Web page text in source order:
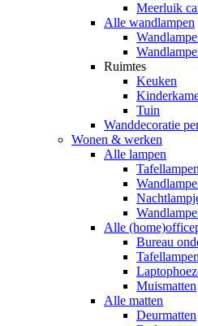
Meerluik
Alle wandlampen
Ruimtes
Keuken
Tuin
Wanddecoratie
Wonen & werken
Alle lampen
Tafellampen
Alle
Bureau
Tafellampen
Muismatten
Alle matten
Deurmatten